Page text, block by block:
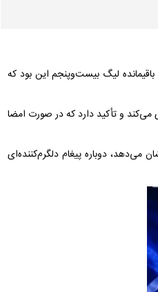
لیگ بیست‌وپنجم این بود که
می‌کند و تأکید دارد که در صورت امضا
می‌دهد، دوباره پیغام دلگرم‌کننده‌ای